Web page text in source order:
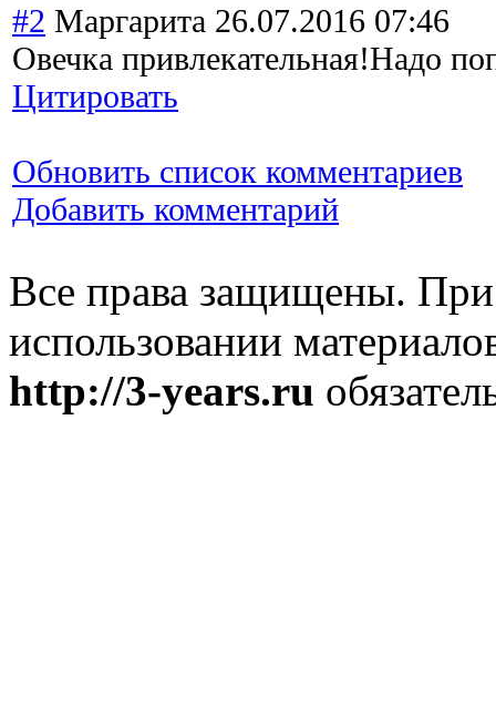
#2 Маргарита 26.07.2016 07:46
Овечка привлекательная!Надо
Цитировать
Обновить список комментариев
Добавить комментарий
Все права защищены.
использовании
http://3-years.ru